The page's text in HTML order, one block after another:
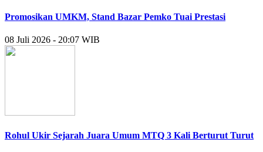
Promosikan UMKM, Stand Bazar Pemko Tuai Prestasi
08 Juli 2026 - 20:07 WIB
Rohul Ukir Sejarah Juara Umum MTQ 3 Kali Berturut Turut